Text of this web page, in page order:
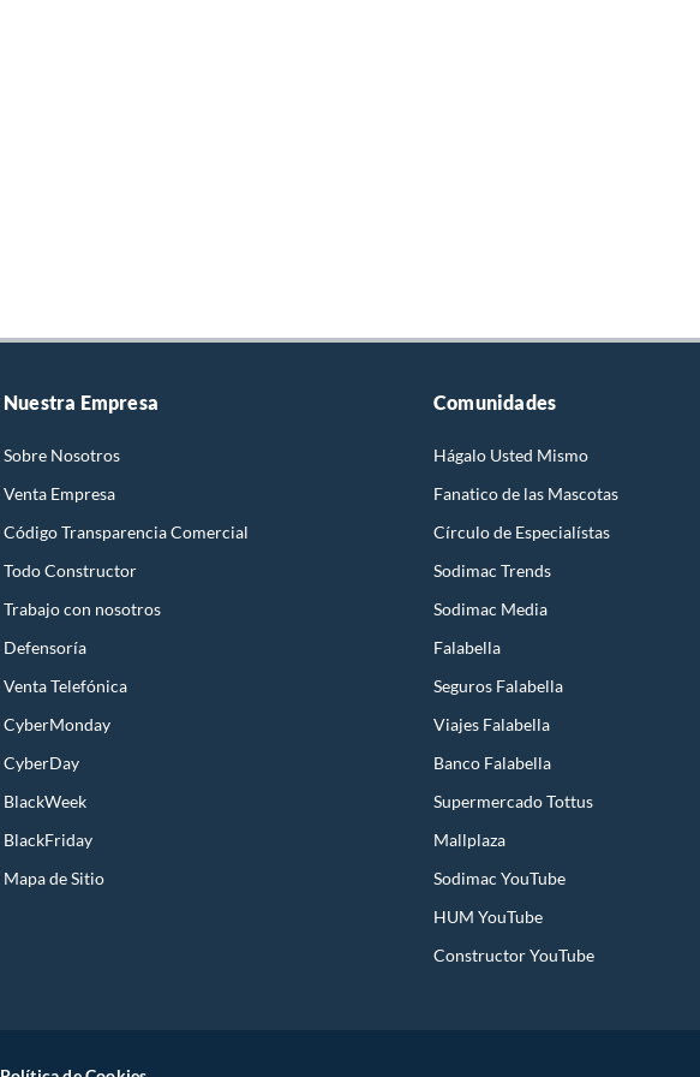
Nuestra Empresa
Sobre Nosotros
Venta Empresa
Código Transparencia Comercial
Todo Constructor
Trabajo con nosotros
Defensoría
Venta Telefónica
CyberMonday
CyberDay
BlackWeek
BlackFriday
Mapa de Sitio
Comunidades
Hágalo Usted Mismo
Fanatico de las Mascotas
Círculo de Especialístas
Sodimac Trends
Sodimac Media
Falabella
Seguros Falabella
Viajes Falabella
Banco Falabella
Supermercado Tottus
Mallplaza
Sodimac YouTube
HUM YouTube
Constructor YouTube